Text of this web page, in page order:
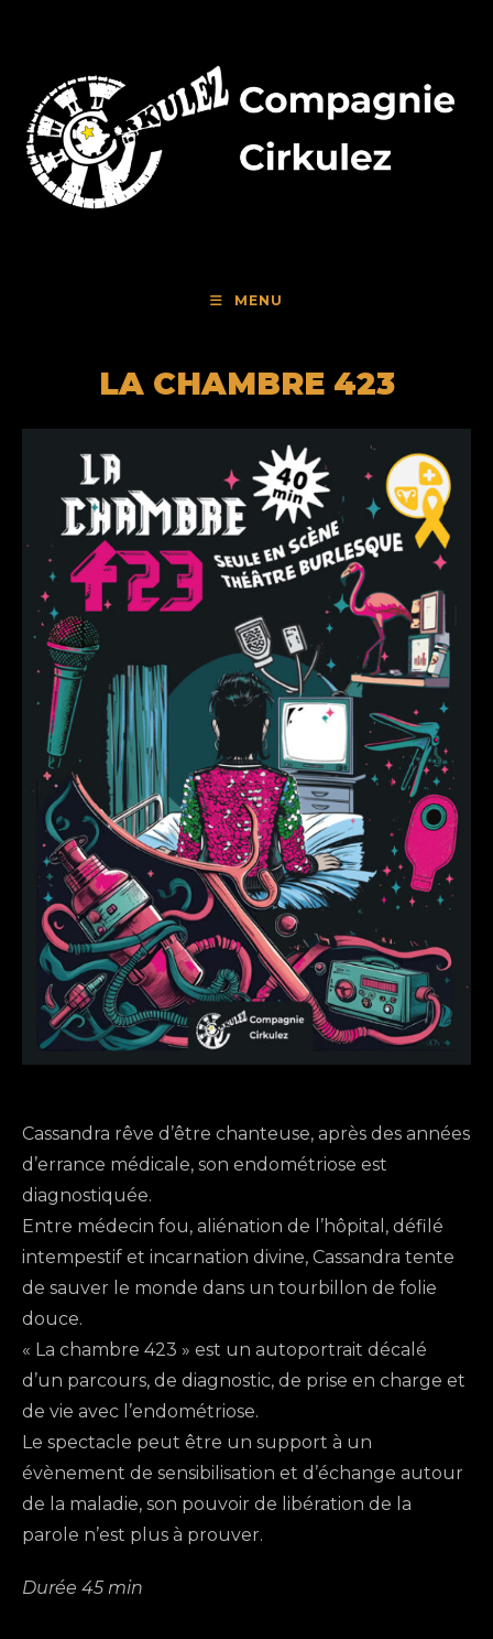
MENU
LA CHAMBRE 423
Cassandra rêve d’être chanteuse, après des années
d’errance médicale, son endométriose est
diagnostiquée.
Entre médecin fou, aliénation de l’hôpital, défilé
intempestif et incarnation divine, Cassandra tente
de sauver le monde dans un tourbillon de folie
douce.
« La chambre 423 » est un autoportrait décalé
d’un parcours, de diagnostic, de prise en charge et
de vie avec l’endométriose.
Le spectacle peut être un support à un
évènement de sensibilisation et d’échange autour
de la maladie, son pouvoir de libération de la
parole n’est plus à prouver.
Durée 45 min